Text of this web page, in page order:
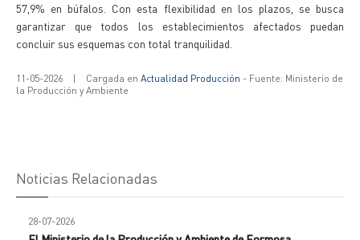
57,9% en búfalos. Con esta flexibilidad en los plazos, se busca
garantizar que todos los establecimientos afectados puedan
concluir sus esquemas con total tranquilidad.
11-05-2026 | Cargada en Actualidad Producción - Fuente: Ministerio de
la Producción y Ambiente
Noticias Relacionadas
28-07-2026